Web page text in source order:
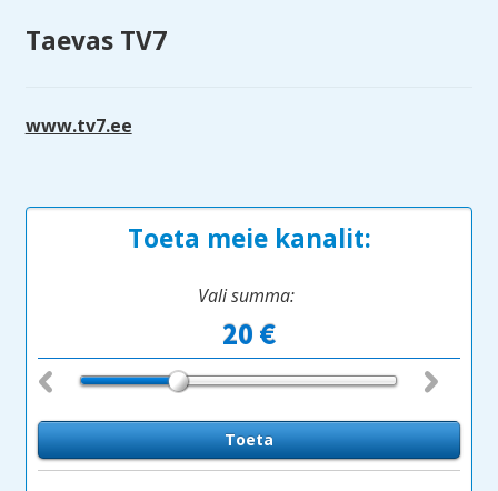
Taevas TV7
www.tv7.ee
Toeta meie kanalit:
Vali summa: